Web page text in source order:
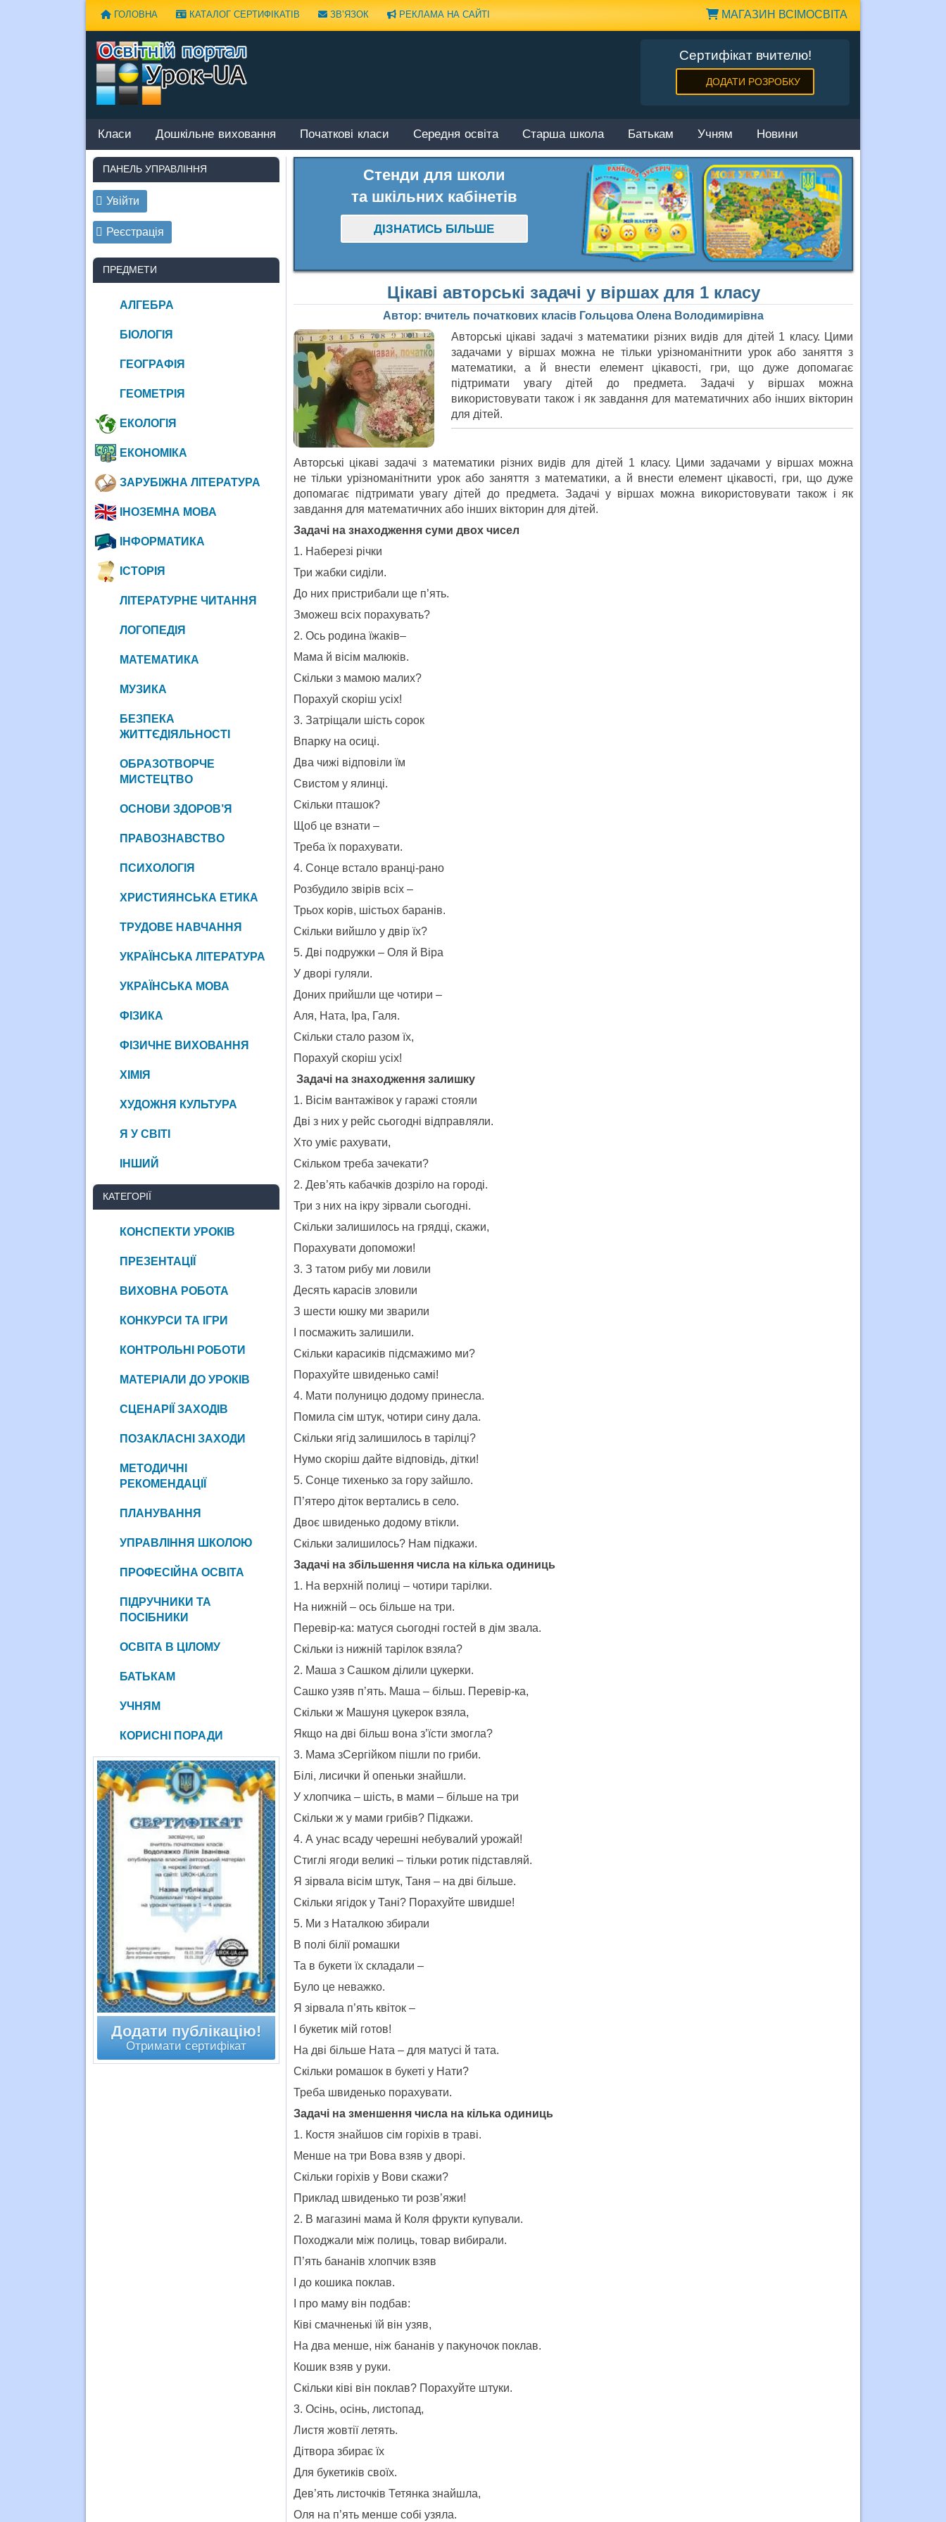
МАГАЗИН ВСІМОСВІТА
ГОЛОВНА КАТАЛОГ СЕРТИФІКАТІВ ЗВ’ЯЗОК РЕКЛАМА НА САЙТІ
Сертифікат вчителю!
ДОДАТИ РОЗРОБКУ
Класи Дошкільне виховання Початкові класи Середня освіта Старша школа Батькам Учням Новини
Стенди для школи
та шкільних кабінетів
ДІЗНАТИСЬ БІЛЬШЕ
Цікаві авторські задачі у віршах для 1 класу
Автор: вчитель початкових класів Гольцова Олена Володимирівна
Авторські цікаві задачі з математики різних видів для дітей 1 класу. Цими
задачами у віршах можна не тільки урізноманітнити урок або заняття з
математики, а й внести елемент цікавості, гри, що дуже допомагає
підтримати увагу дітей до предмета. Задачі у віршах можна
використовувати також і як завдання для математичних або інших вікторин
для дітей.
Авторські цікаві задачі з математики різних видів для дітей 1 класу. Цими задачами у віршах можна
не тільки урізноманітнити урок або заняття з математики, а й внести елемент цікавості, гри, що дуже
допомагає підтримати увагу дітей до предмета. Задачі у віршах можна використовувати також і як
завдання для математичних або інших вікторин для дітей.
Задачі на знаходження суми двох чисел
1. Наберезі річки
Три жабки сиділи.
До них пристрибали ще п’ять.
Зможеш всіх порахувать?
2. Ось родина їжаків–
Мама й вісім малюків.
Скільки з мамою малих?
Порахуй скоріш усіх!
3. Затріщали шість сорок
Впарку на осиці.
Два чижі відповіли їм
Свистом у ялинці.
Скільки пташок?
Щоб це взнати –
Треба їх порахувати.
4. Сонце встало вранці-рано
Розбудило звірів всіх –
Трьох корів, шістьох баранів.
Скільки вийшло у двір їх?
5. Дві подружки – Оля й Віра
У дворі гуляли.
Доних прийшли ще чотири –
Аля, Ната, Іра, Галя.
Скільки стало разом їх,
Порахуй скоріш усіх!
Задачі на знаходження залишку
1. Вісім вантажівок у гаражі стояли
Дві з них у рейс сьогодні відправляли.
Хто уміє рахувати,
Скільком треба зачекати?
2. Дев’ять кабачків дозріло на городі.
Три з них на ікру зірвали сьогодні.
Скільки залишилось на грядці, скажи,
Порахувати допоможи!
3. З татом рибу ми ловили
Десять карасів зловили
З шести юшку ми зварили
І посмажить залишили.
Скільки карасиків підсмажимо ми?
Порахуйте швиденько самі!
4. Мати полуницю додому принесла.
Помила сім штук, чотири сину дала.
Скільки ягід залишилось в тарілці?
Нумо скоріш дайте відповідь, дітки!
5. Сонце тихенько за гору зайшло.
П’ятеро діток вертались в село.
Двоє швиденько додому втікли.
Скільки залишилось? Нам підкажи.
Задачі на збільшення числа на кілька одиниць
1. На верхній полиці – чотири тарілки.
На нижній – ось більше на три.
Перевір-ка: матуся сьогодні гостей в дім звала.
Скільки із нижній тарілок взяла?
2. Маша з Сашком ділили цукерки.
Сашко узяв п’ять. Маша – більш. Перевір-ка,
Скільки ж Машуня цукерок взяла,
Якщо на дві більш вона з’їсти змогла?
3. Мама зСергійком пішли по гриби.
Білі, лисички й опеньки знайшли.
У хлопчика – шість, в мами – більше на три
Скільки ж у мами грибів? Підкажи.
4. А унас всаду черешні небувалий урожай!
Стиглі ягоди великі – тільки ротик підставляй.
Я зірвала вісім штук, Таня – на дві більше.
Скільки ягідок у Тані? Порахуйте швидше!
5. Ми з Наталкою збирали
В полі білії ромашки
Та в букети їх складали –
Було це неважко.
Я зірвала п’ять квіток –
І букетик мій готов!
На дві більше Ната – для матусі й тата.
Скільки ромашок в букеті у Нати?
Треба швиденько порахувати.
Задачі на зменшення числа на кілька одиниць
1. Костя знайшов сім горіхів в траві.
Менше на три Вова взяв у дворі.
Скільки горіхів у Вови скажи?
Приклад швиденько ти розв’яжи!
2. В магазині мама й Коля фрукти купували.
Походжали між полиць, товар вибирали.
П’ять бананів хлопчик взяв
І до кошика поклав.
І про маму він подбав:
Ківі смачненькі їй він узяв,
На два менше, ніж бананів у пакуночок поклав.
Кошик взяв у руки.
Скільки ківі він поклав? Порахуйте штуки.
3. Осінь, осінь, листопад,
Листя жовтії летять.
Дітвора збирає їх
Для букетиків своїх.
Дев’ять листочків Тетянка знайшла,
Оля на п’ять менше собі узяла.
ПАНЕЛЬ УПРАВЛІННЯ
Увійти
Реєстрація
ПРЕДМЕТИ
АЛГЕБРА
БІОЛОГІЯ
ГЕОГРАФІЯ
ГЕОМЕТРІЯ
ЕКОЛОГІЯ
ЕКОНОМІКА
ЗАРУБІЖНА ЛІТЕРАТУРА
ІНОЗЕМНА МОВА
ІНФОРМАТИКА
ІСТОРІЯ
ЛІТЕРАТУРНЕ ЧИТАННЯ
ЛОГОПЕДІЯ
МАТЕМАТИКА
МУЗИКА
БЕЗПЕКА
ЖИТТЄДІЯЛЬНОСТІ
ОБРАЗОТВОРЧЕ
МИСТЕЦТВО
ОСНОВИ ЗДОРОВ’Я
ПРАВОЗНАВСТВО
ПСИХОЛОГІЯ
ХРИСТИЯНСЬКА ЕТИКА
ТРУДОВЕ НАВЧАННЯ
УКРАЇНСЬКА ЛІТЕРАТУРА
УКРАЇНСЬКА МОВА
ФІЗИКА
ФІЗИЧНЕ ВИХОВАННЯ
ХІМІЯ
ХУДОЖНЯ КУЛЬТУРА
Я У СВІТІ
ІНШИЙ
КАТЕГОРІЇ
КОНСПЕКТИ УРОКІВ
ПРЕЗЕНТАЦІЇ
ВИХОВНА РОБОТА
КОНКУРСИ ТА ІГРИ
КОНТРОЛЬНІ РОБОТИ
МАТЕРІАЛИ ДО УРОКІВ
СЦЕНАРІЇ ЗАХОДІВ
ПОЗАКЛАСНІ ЗАХОДИ
МЕТОДИЧНІ
РЕКОМЕНДАЦІЇ
ПЛАНУВАННЯ
УПРАВЛІННЯ ШКОЛОЮ
ПРОФЕСІЙНА ОСВІТА
ПІДРУЧНИКИ ТА
ПОСІБНИКИ
ОСВІТА В ЦІЛОМУ
БАТЬКАМ
УЧНЯМ
КОРИСНІ ПОРАДИ
Додати публікацію!
Отримати сертифікат